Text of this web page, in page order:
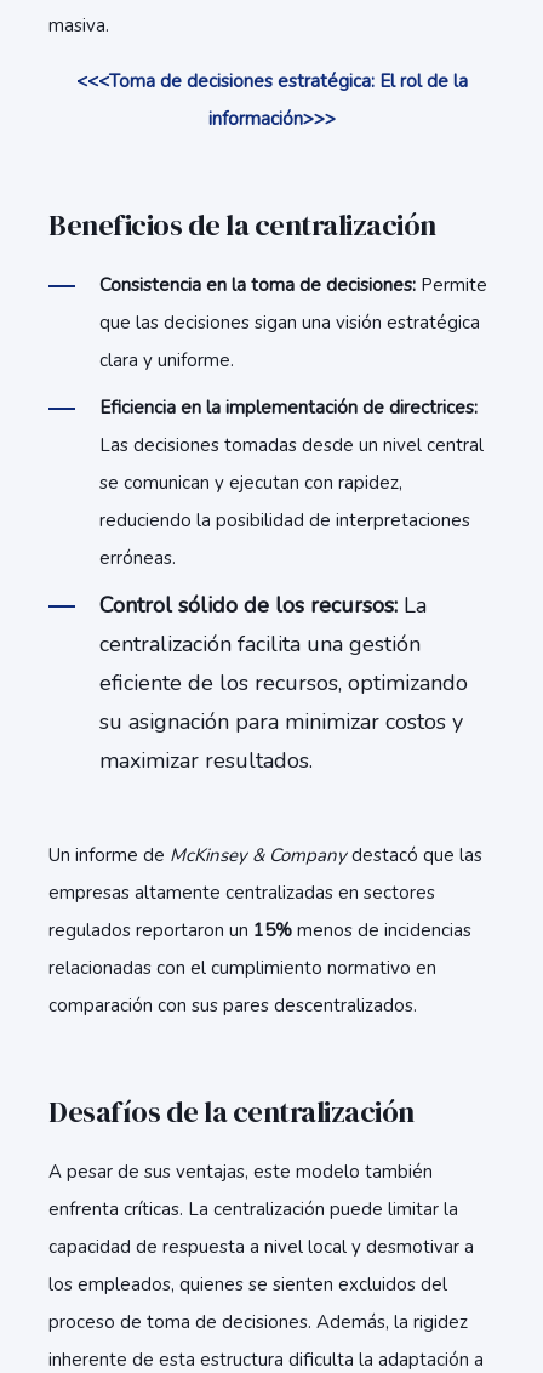
masiva.
<<<Toma de decisiones estratégica: El rol de la
información>>>
Beneficios de la centralización
Consistencia en la toma de decisiones: Permite
que las decisiones sigan una visión estratégica
clara y uniforme.
Eficiencia en la implementación de directrices:
Las decisiones tomadas desde un nivel central
se comunican y ejecutan con rapidez,
reduciendo la posibilidad de interpretaciones
erróneas.
Control sólido de los recursos: La
centralización facilita una gestión
eficiente de los recursos, optimizando
su asignación para minimizar costos y
maximizar resultados.
Un informe de McKinsey & Companydestacó que las
empresas altamente centralizadas en sectores
regulados reportaron un 15% menos de incidencias
relacionadas con el cumplimiento normativo en
comparación con sus pares descentralizados.
Desafíos de la centralización
A pesar de sus ventajas, este modelo también
enfrenta críticas. La centralización puede limitar la
capacidad de respuesta a nivel local y desmotivar a
los empleados, quienes se sienten excluidos del
proceso de toma de decisiones. Además, la rigidez
inherente de esta estructura dificulta la adaptación a